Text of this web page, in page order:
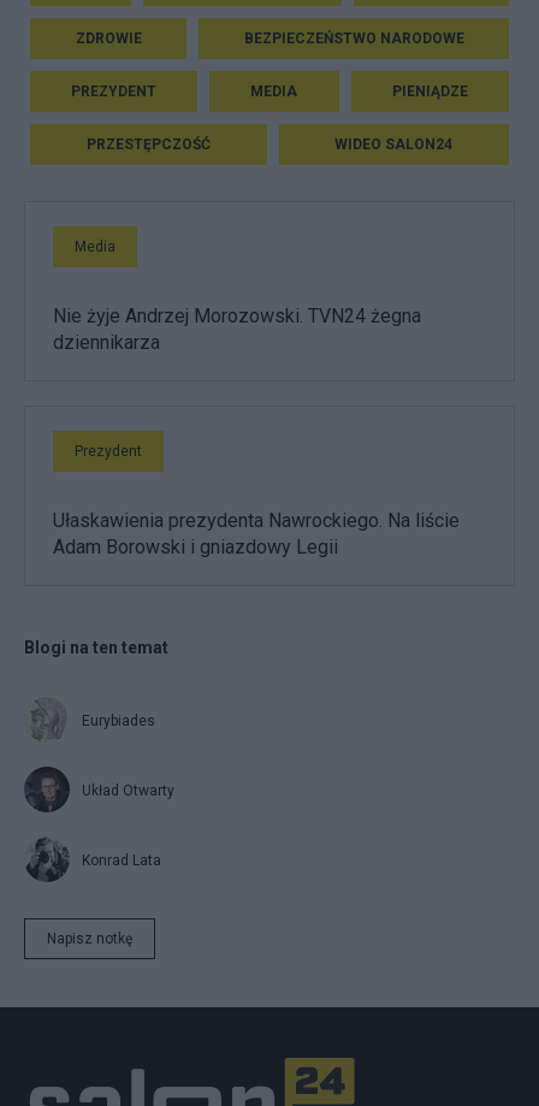
ZDROWIE BEZPIECZEŃSTWO NARODOWE
PREZYDENT MEDIA PIENIĄDZE
PRZESTĘPCZOŚĆ WIDEO SALON24
Media
Nie żyje Andrzej Morozowski. TVN24 żegna
dziennikarza
Prezydent
Ułaskawienia prezydenta Nawrockiego. Na liście
Adam Borowski i gniazdowy Legii
Blogi na ten temat
Eurybiades
Układ Otwarty
Konrad Lata
Napisz notkę